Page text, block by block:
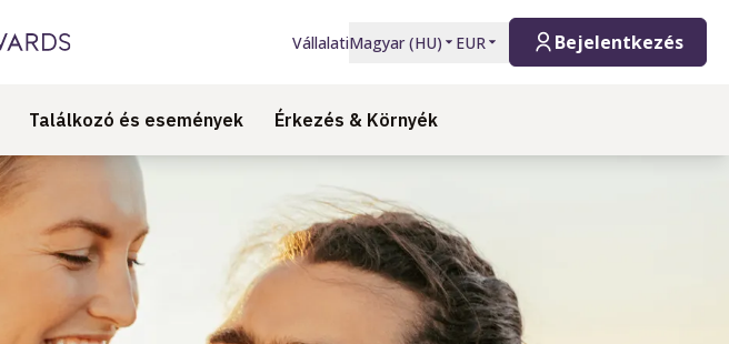
VállalatiMagyar(HU) EUR Bejelentkezés
Találkozó és események Érkezés & Környék